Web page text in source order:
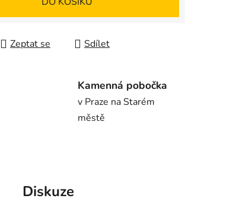
Zeptat se Sdílet
Kamenná pobočka
v Praze na Starém
městě
Diskuze